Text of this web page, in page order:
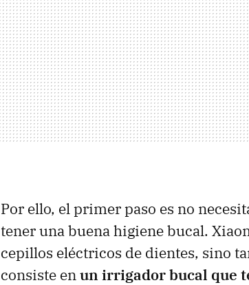
Por ello, el primer paso es no
tener una buena higiene bucal.
cepillos eléctricos de dientes, sino
consiste enun irrigador bucal que